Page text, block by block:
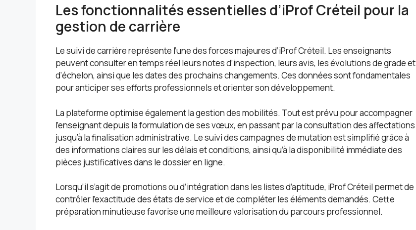
Les fonctionnalités essentielles d’iProf Créteil pour la
gestion de carrière
Le suivi de carrière représente l’une des forces majeures d’iProf Créteil. Les enseignants
peuvent consulter en temps réel leurs notes d’inspection, leurs avis, les évolutions de grade et
d’échelon, ainsi que les dates des prochains changements. Ces données sont fondamentales
pour anticiper ses efforts professionnels et orienter son développement.
La plateforme optimise également la gestion des mobilités. Tout est prévu pour accompagner
l’enseignant depuis la formulation de ses vœux, en passant par la consultation des affectations
jusqu’à la finalisation administrative. Le suivi des campagnes de mutation est simplifié grâce à
des informations claires sur les délais et conditions, ainsi qu’à la disponibilité immédiate des
pièces justificatives dans le dossier en ligne.
Lorsqu’il s’agit de promotions ou d’intégration dans les listes d’aptitude, iProf Créteil permet de
contrôler l’exactitude des états de service et de compléter les éléments demandés. Cette
préparation minutieuse favorise une meilleure valorisation du parcours professionnel.